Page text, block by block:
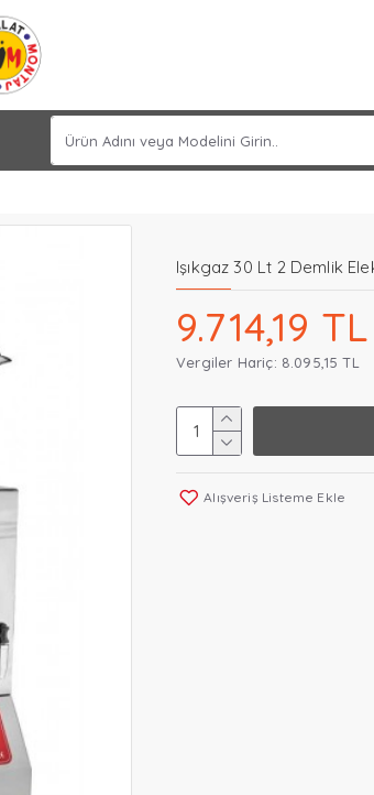
Işıkgaz 30 Lt 2 Demlik
9.714,19 TL
Vergiler Hariç: 8.095,15 TL
Alışveriş Listeme Ekle